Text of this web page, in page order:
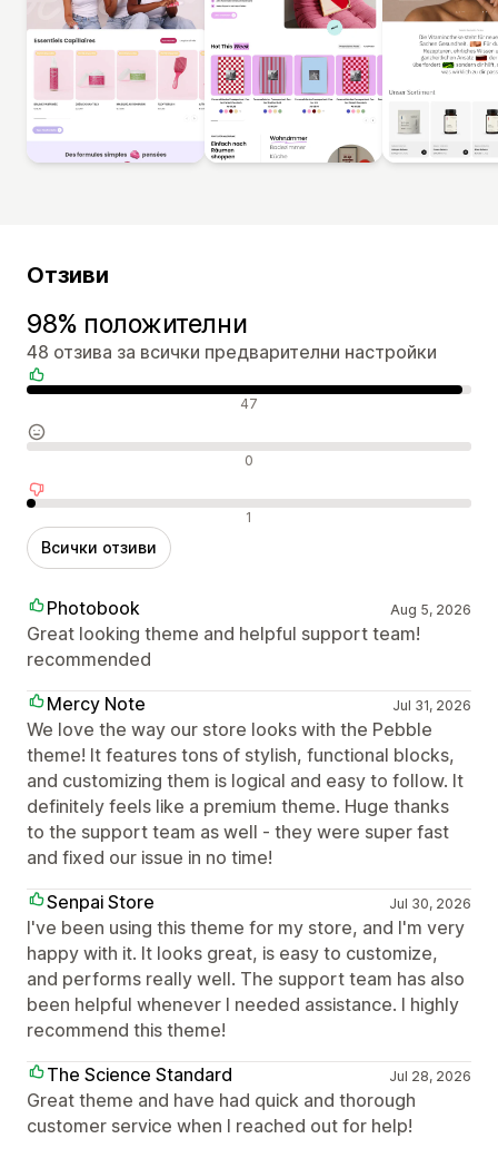
Отзиви
98% положителни
48 отзива за всички предварителни настройки
Положителни отзиви 47
Неутрални отзиви 0
Отрицателни отзиви 1
Всички отзиви
Photobook Aug 5, 2026
Great looking theme and helpful support team!
recommended
Mercy Note
Jul 31, 2026
We love the way our store looks with the Pebble
theme! It features tons of stylish, functional blocks,
and customizing them is logical and easy to follow. It
definitely feels like a premium theme. Huge thanks
to the support team as well - they were super fast
and fixed our issue in no time!
Senpai Store
Jul 30, 2026
I've been using this theme for my store, and I'm very
happy with it. It looks great, is easy to customize,
and performs really well. The support team has also
been helpful whenever I needed assistance. I highly
recommend this theme!
The Science Standard
Jul 28, 2026
Great theme and have had quick and thorough
customer service when I reached out for help!